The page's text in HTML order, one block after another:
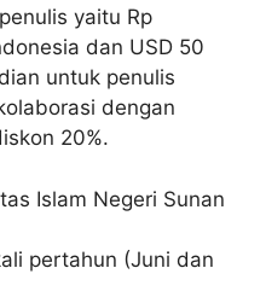
yaitu Rp
dan USD 50
untuk penulis
dengan
20%.
Islam Negeri Sunan
pertahun (Juni dan